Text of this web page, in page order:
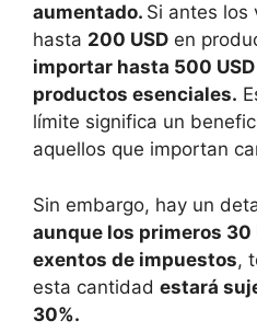
aumentado. Si antes los
hasta 200 USD en
importar hasta 500
productos esenciales.
límite significa un
aquellos que importan
Sin embargo, hay un
aunque los primeros 30
exentos de impuestos,
esta cantidad estará
30%.